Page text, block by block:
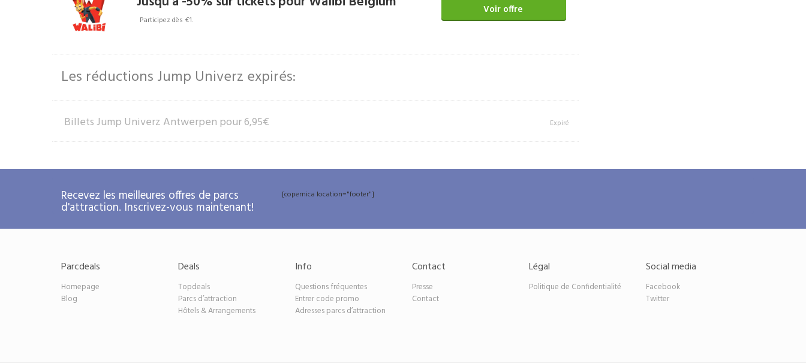
Participez dès €1.
Voir offre
Les réductions Jump Univerz expirés:
Billets Jump Univerz Antwerpen pour 6,95€ Expiré
Recevez les meilleures offres de parcs
d'attraction. Inscrivez-vous maintenant!
[copernica location="footer"]
Parcdeals
Homepage
Blog
Deals
Topdeals
Parcs d’attraction
Hôtels & Arrangements
Info
Questions fréquentes
Entrer code promo
Adresses parcs d’attraction
Contact
Presse
Contact
Légal
Politique de Confidentialité
Social media
Facebook
Twitter